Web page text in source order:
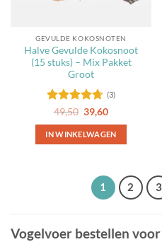
GEVULDE KOKOSNOTEN
Halve Gevulde Kokosnoot
(15 stuks) – Mix Pakket
Groot
Gewaardeerd
4.67uit 5
(3)
49,50 Oorspronkelijke
prijs
was:
49,50.
39,60Huidige
is:
39,60.
IN WINKELWAGEN
1 2 3
Vogelvoer bestellen